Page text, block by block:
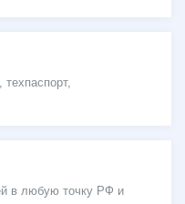
в любую точку РФ и